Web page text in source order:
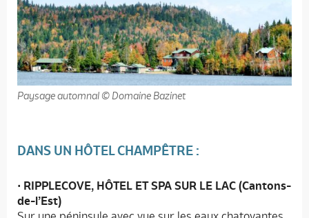
Paysage automnal © Domaine Bazinet
DANS UN HÔTEL CHAMPÊTRE :
• RIPPLECOVE, HÔTEL ET SPA SUR LE LAC (Cantons-
de-l’Est)